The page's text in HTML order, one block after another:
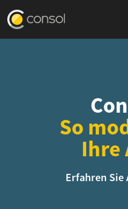
So
Ihre
Erfahren